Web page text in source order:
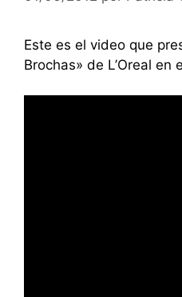
Este es el video que
Brochas» de L’Oreal en